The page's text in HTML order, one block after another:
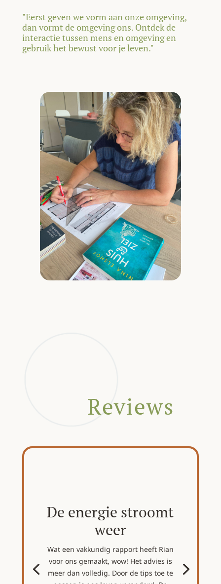
"Eerst geven we vorm aan onze omgeving,
dan vormt de omgeving ons. Ontdek de
interactie tussen mens en omgeving en
gebruik het bewust voor je leven."
Reviews
De energie stroomt
weer
Wat een vakkundig rapport heeft Rian
voor ons gemaakt, wow! Het advies is
meer dan volledig. Door de tips toe te